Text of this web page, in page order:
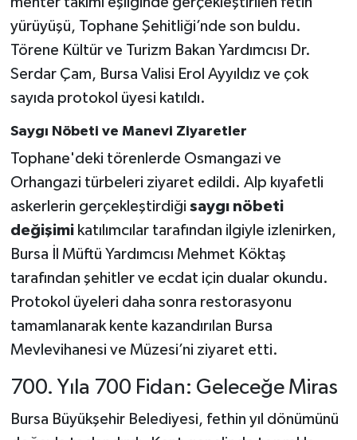
yürüyüşü, Tophane Şehitliği’nde son buldu.
Törene Kültür ve Turizm Bakan Yardımcısı Dr.
Serdar Çam, Bursa Valisi Erol Ayyıldız ve çok
sayıda protokol üyesi katıldı.
Saygı Nöbeti ve Manevi Ziyaretler
Tophane'deki törenlerde Osmangazi ve
Orhangazi türbeleri ziyaret edildi. Alp kıyafetli
askerlerin gerçekleştirdiği saygı nöbeti
değişimikatılımcılar tarafından ilgiyle izlenirken,
Bursa İl Müftü Yardımcısı Mehmet Köktaş
tarafından şehitler ve ecdat için dualar okundu.
Protokol üyeleri daha sonra restorasyonu
tamamlanarak kente kazandırılan Bursa
Mevlevihanesi ve Müzesi’ni ziyaret etti.
700. Yıla 700 Fidan: Geleceğe Miras
Bursa Büyükşehir Belediyesi, fethin yıl dönümünü